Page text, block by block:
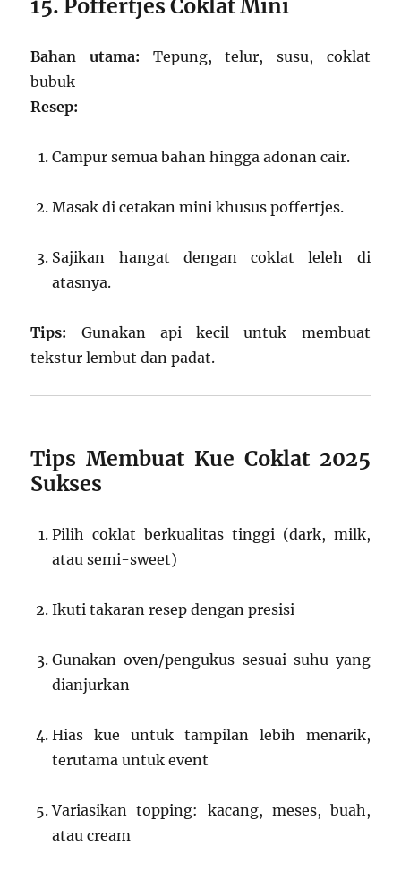
15. Poffertjes Coklat Mini
Bahan utama: Tepung, telur, susu, coklat
bubuk
Resep:
Campur semua bahan hingga adonan cair.
Masak di cetakan mini khusus poffertjes.
Sajikan hangat dengan coklat leleh di
atasnya.
Tips: Gunakan api kecil untuk membuat
tekstur lembut dan padat.
Tips Membuat Kue Coklat 2025
Sukses
Pilih coklat berkualitas tinggi (dark, milk,
atau semi-sweet)
Ikuti takaran resep dengan presisi
Gunakan oven/pengukus sesuai suhu yang
dianjurkan
Hias kue untuk tampilan lebih menarik,
terutama untuk event
Variasikan topping: kacang, meses, buah,
atau cream